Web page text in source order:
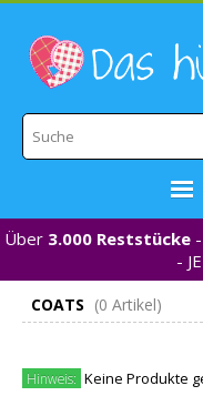
STOFFE
WEBBÄNDER
MARKEN
NÄHZUBEHÖR
Über 3.000 Reststücke-
-
COATS (0 Artikel)
Hinweis: Keine Produkte